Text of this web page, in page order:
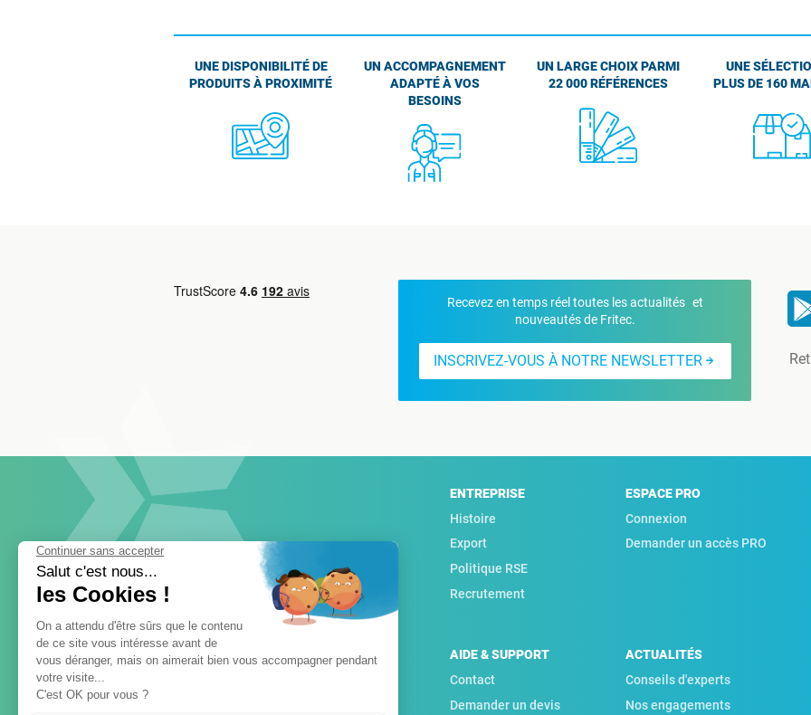
UNE DISPONIBILITÉ DE
PRODUITS À PROXIMITÉ
UN ACCOMPAGNEMENT
ADAPTÉ À VOS
BESOINS
UN LARGE CHOIX PARMI
22 000 RÉFÉRENCES
UNE
PLUS DE 160
Recevez en temps réel toutes les actualités et
nouveautés de Fritec.
INSCRIVEZ-VOUS À NOTRE NEWSLETTER
ENTREPRISE
Histoire
Export
Politique RSE
Recrutement
ESPACE PRO
Connexion
Demander un accès PRO
AIDE & SUPPORT
Contact
Demander un devis
ACTUALITÉS
Conseils d'experts
Nos engagements